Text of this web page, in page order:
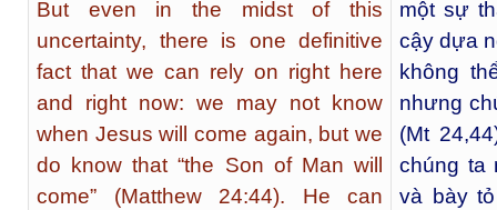
But even in the midst of this
uncertainty, there is one definitive
fact that we can rely on right here
and right now: we may not know
when Jesus will come again, but we
do know that “the Son of Man will
come” (Matthew 24:44). He can
một sự
cậy dựa
không
nhưng
(Mt
chúng ta
và bày